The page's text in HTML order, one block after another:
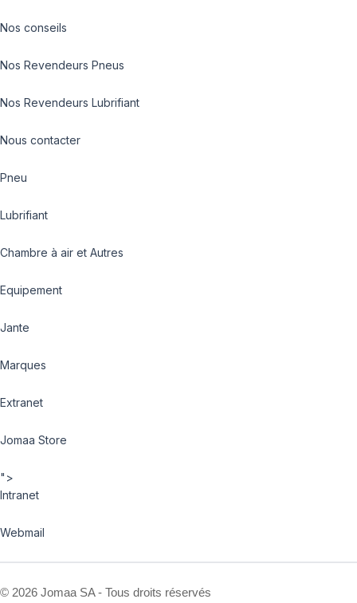
Nos conseils
Nos Revendeurs Pneus
Nos Revendeurs Lubrifiant
Nous contacter
Pneu
Lubrifiant
Chambre à air et Autres
Equipement
Jante
Marques
Extranet
Jomaa Store
">
Intranet
Webmail
© 2026 Jomaa SA - Tous droits réservés